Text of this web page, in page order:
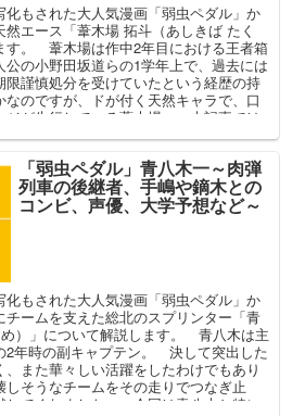
もされた大人気漫画「弱虫ペダル」か
エース「葦木場 拓斗（あしきば たく
す。 葦木場は作中2年目における王者箱
の小野田坂道らの1学年上で、過去には
謹慎処分を受けていたという経歴の持
のですが、ドが付く天然キャラで、口
ジが先行している葦木場。 本記事では
、作中での活躍を中心にその魅力を語
「弱虫ペダル」青八木一～肉弾
列車の後継者、手嶋や鏑木との
コンビ、声優、大学予想など～
もされた大人気漫画「弱虫ペダル」か
チームを支えた総北のスプリンター「青
）」について解説します。 青八木は主
2年時の副キャプテン。 決して突出した
また華々しい活躍をしたわけでもあり
しそうなチームをその走りでつなぎ止
してくれました。 今回は青八木と特に